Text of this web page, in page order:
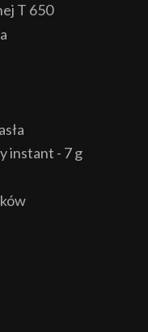
T 650
instant - 7 g